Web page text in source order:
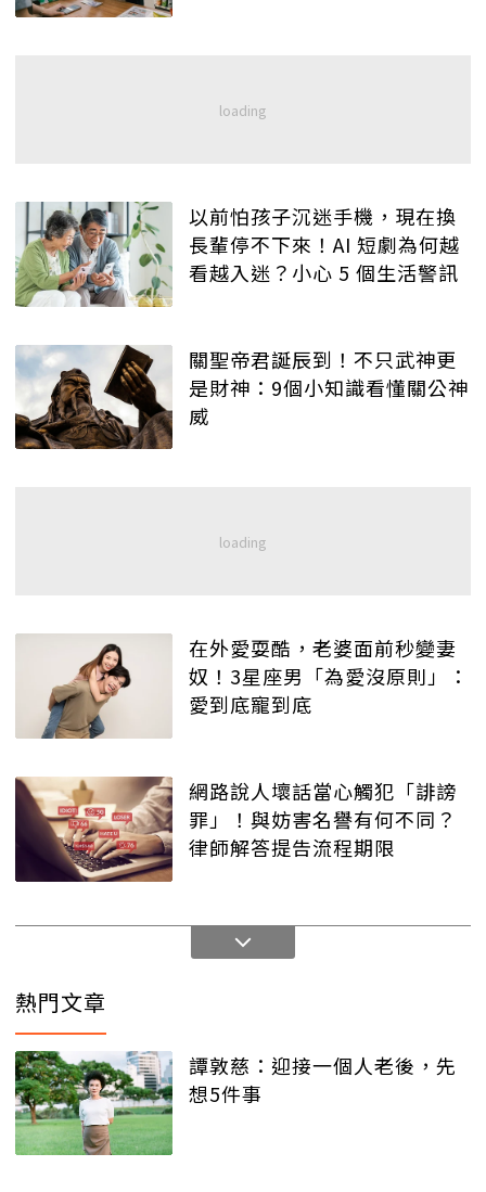
以前怕孩子沉迷手機，現在換
長輩停不下來！AI 短劇為何越
看越入迷？小心 5 個生活警訊
關聖帝君誕辰到！不只武神更
是財神：9個小知識看懂關公神
威
在外愛耍酷，老婆面前秒變妻
奴！3星座男「為愛沒原則」：
愛到底寵到底
網路說人壞話當心觸犯「誹謗
罪」！與妨害名譽有何不同？
律師解答提告流程期限
熱門文章
譚敦慈：迎接一個人老後，先
想5件事